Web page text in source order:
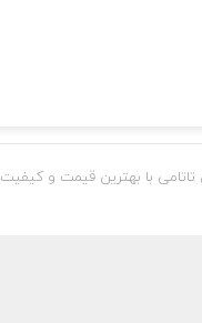
با بهترین قیمت و کیفیت